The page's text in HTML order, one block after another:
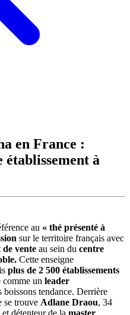
en France :
établissement à
au « thé présenté à
sur le territoire français avec
vente au sein du centre
Cette enseigne
plus de 2 500 établissements
comme un leader
boissons tendance. Derrière
se trouve Adlane Draou, 34
détenteur de la master